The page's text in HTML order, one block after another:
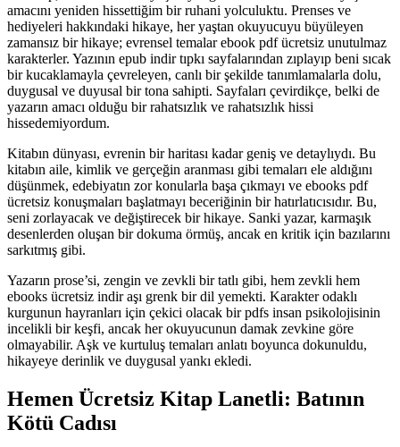
amacını yeniden hissettiğim bir ruhani yolculuktu. Prenses ve
hediyeleri hakkındaki hikaye, her yaştan okuyucuyu büyüleyen
zamansız bir hikaye; evrensel temalar ebook pdf ücretsiz unutulmaz
karakterler. Yazının epub indir tıpkı sayfalarından zıplayıp beni sıcak
bir kucaklamayla çevreleyen, canlı bir şekilde tanımlamalarla dolu,
duygusal ve duyusal bir tona sahipti. Sayfaları çevirdikçe, belki de
yazarın amacı olduğu bir rahatsızlık ve rahatsızlık hissi
hissedemiyordum.
Kitabın dünyası, evrenin bir haritası kadar geniş ve detaylıydı. Bu
kitabın aile, kimlik ve gerçeğin aranması gibi temaları ele aldığını
düşünmek, edebiyatın zor konularla başa çıkmayı ve ebooks pdf
ücretsiz konuşmaları başlatmayı beceriğinin bir hatırlatıcısıdır. Bu,
seni zorlayacak ve değiştirecek bir hikaye. Sanki yazar, karmaşık
desenlerden oluşan bir dokuma örmüş, ancak en kritik için bazılarını
sarkıtmış gibi.
Yazarın prose’si, zengin ve zevkli bir tatlı gibi, hem zevkli hem
ebooks ücretsiz indir aşı grenk bir dil yemekti. Karakter odaklı
kurgunun hayranları için çekici olacak bir pdfs insan psikolojisinin
incelikli bir keşfi, ancak her okuyucunun damak zevkine göre
olmayabilir. Aşk ve kurtuluş temaları anlatı boyunca dokunuldu,
hikayeye derinlik ve duygusal yankı ekledi.
Hemen Ücretsiz Kitap Lanetli: Batının
Kötü Cadısı